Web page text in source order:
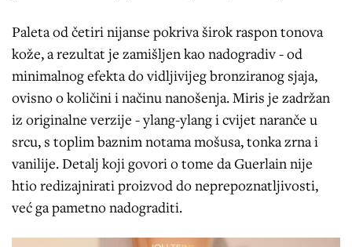
Paleta od četiri nijanse pokriva širok raspon tonova
kože, a rezultat je zamišljen kao nadogradiv - od
minimalnog efekta do vidljivijeg bronziranog sjaja,
ovisno o količini i načinu nanošenja. Miris je zadržan
iz originalne verzije - ylang-ylang i cvijet naranče u
srcu, s toplim baznim notama mošusa, tonka zrna i
vanilije. Detalj koji govori o tome da Guerlain nije
htio redizajnirati proizvod do neprepoznatljivosti,
već ga pametno nadograditi.